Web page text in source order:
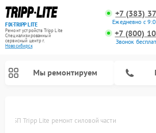
FIX-TRIPP LITE
Ремонт устройств Tripp Lite
Специализированный
cервисный центр г.
Новосибирск
+7 (383)
Ежедневно с
+7 (800)
Звонок
Мы ремонтируем
ИБП Tripp Lite ремонт силовой части